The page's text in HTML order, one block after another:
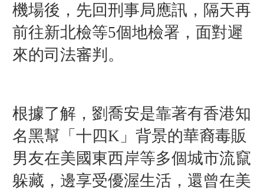
機場後，先回刑事局應訊，隔天再
前往新北檢等5個地檢署，面對遲
來的司法審判。
根據了解，劉喬安是靠著有香港知
名黑幫「十四K」背景的華裔毒販
男友在美國東西岸等多個城市流竄
躲藏，邊享受優渥生活，還曾在美